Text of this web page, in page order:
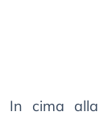
In cima alla